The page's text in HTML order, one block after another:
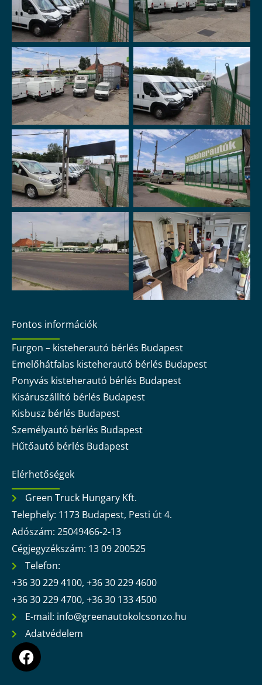
Fontos információk
Furgon – kisteherautó bérlés Budapest
Emelőhátfalas kisteherautó bérlés Budapest
Ponyvás kisteherautó bérlés Budapest
Kisáruszállító bérlés Budapest
Kisbusz bérlés Budapest
Személyautó bérlés Budapest
Hűtőautó bérlés Budapest
Elérhetőségek
Green Truck Hungary Kft.
Telephely: 1173 Budapest, Pesti út 4.
Adószám: 25049466-2-13
Cégjegyzékszám: 13 09 200525
Telefon:
+36 30 229 4100, +36 30 229 4600
+36 30 229 4700, +36 30 133 4500
E-mail: info@greenautokolcsonzo.hu
Adatvédelem
F
a
c